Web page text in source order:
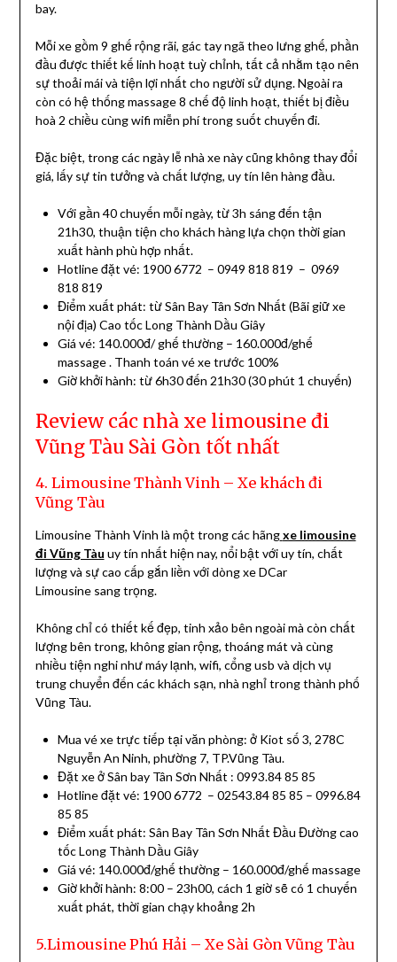
bay.
Mỗi xe gồm 9 ghế rộng rãi, gác tay ngã theo lưng ghế, phần
đầu được thiết kế linh hoạt tuỳ chỉnh, tất cả nhằm tạo nên
sự thoải mái và tiện lợi nhất cho người sử dụng. Ngoài ra
còn có hệ thống massage 8 chế độ linh hoạt, thiết bị điều
hoà 2 chiều cùng wifi miễn phí trong suốt chuyến đi.
Đặc biệt, trong các ngày lễ nhà xe này cũng không thay đổi
giá, lấy sự tin tưởng và chất lượng, uy tín lên hàng đầu.
Với gần 40 chuyến mỗi ngày, từ 3h sáng đến tận
21h30, thuận tiện cho khách hàng lựa chọn thời gian
xuất hành phù hợp nhất.
Hotline đặt vé: 1900 6772 – 0949 818 819 – 0969
818 819
Điểm xuất phát: từ Sân Bay Tân Sơn Nhất (Bãi giữ xe
nội địa) Cao tốc Long Thành Dầu Giây
Giá vé: 140.000đ/ ghế thường – 160.000đ/ghế
massage . Thanh toán vé xe trước 100%
Giờ khởi hành: từ 6h30 đến 21h30 (30 phút 1 chuyến)
Review các nhà xe limousine đi
Vũng Tàu Sài Gòn tốt nhất
4. Limousine Thành Vinh – Xe khách đi
Vũng Tàu
Limousine Thành Vinh là một trong các hãng xe limousine
đi Vũng Tàu uy tín nhất hiện nay, nổi bật với uy tín, chất
lượng và sự cao cấp gắn liền với dòng xe DCar
Limousine sang trọng.
Không chỉ có thiết kế đẹp, tinh xảo bên ngoài mà còn chất
lượng bên trong, không gian rộng, thoáng mát và cùng
nhiều tiện nghi như máy lạnh, wifi, cổng usb và dịch vụ
trung chuyển đến các khách sạn, nhà nghỉ trong thành phố
Vũng Tàu.
Mua vé xe trực tiếp tại văn phòng: ở Kiot số 3, 278C
Nguyễn An Ninh, phường 7, TP.Vũng Tàu.
Đặt xe ở Sân bay Tân Sơn Nhất : 0993.84 85 85
Hotline đặt vé: 1900 6772 – 02543.84 85 85 – 0996.84
85 85
Điểm xuất phát: Sân Bay Tân Sơn Nhất Đầu Đường cao
tốc Long Thành Dầu Giây
Giá vé: 140.000đ/ghế thường – 160.000đ/ghế massage
Giờ khởi hành: 8:00 – 23h00, cách 1 giờ sẽ có 1 chuyến
xuất phát, thời gian chạy khoảng 2h
5.Limousine Phú Hải – Xe Sài Gòn Vũng Tàu